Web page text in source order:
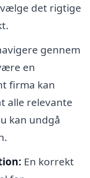
det rigtige
gennem
en
firma kan
alle relevante
kan undgå
En korrekt